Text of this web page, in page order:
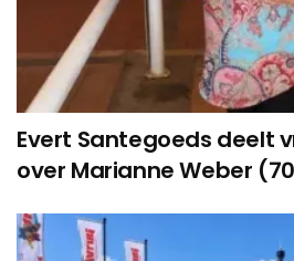
Evert Santegoeds deelt
over Marianne Weber